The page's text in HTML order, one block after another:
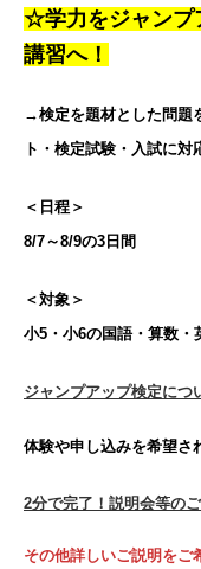
☆学力をジャンプ
講習へ！
→検定を題材とした問題
ト・検定試験・入試に対
＜日程＞
8/7～8/9の3日間
＜対象＞
小5・小6の国語・算数・
ジャンプアップ検定につ
体験や申し込みを希望さ
2分で完了！説明会等の
その他詳しいご説明をご